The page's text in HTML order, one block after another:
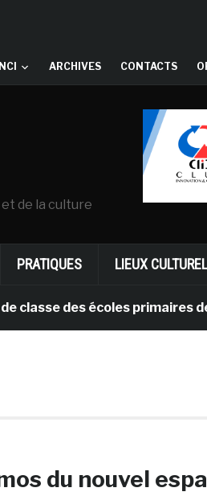
ARCHIVES CONTACTS
de la culture
PRATIQUES LIEUX
des écoles primaires des
du nouvel